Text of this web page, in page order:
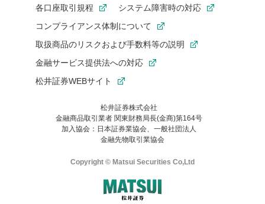
各口座取引規程
システム障害時の対応
コンプライアンス体制について
取扱商品のリスクおよび手数料等の説明
金融サービス提供法への対応
松井証券WEBサイト
松井証券株式会社
金融商品取引業者 関東財務局長(金商)第164号
加入協会：日本証券業協会、一般社団法人
金融先物取引業協会
Copyright © Matsui Securities Co,Ltd
お気に入り機能は松井証券の会員限定の機能です。
お気に入り登録いただくと、後からいつでもお気に入りのコンテ
ンツを一覧でご確認いただけます。
ご利用いただくには口座開設が必要です。
はご利用の端末で一度ログインしてください。